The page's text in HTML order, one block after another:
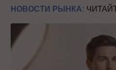
НОВОСТИ РЫНКА: